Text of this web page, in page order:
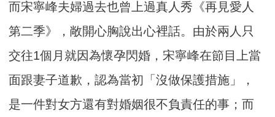
而宋寧峰夫婦過去也曾上過真人秀《再見愛人
第二季》，敞開心胸說出心裡話。由於兩人只
交往1個月就因為懷孕閃婚，宋寧峰在節目上當
面跟妻子道歉，認為當初「沒做保護措施」，
是一件對女方還有對婚姻很不負責任的事；而